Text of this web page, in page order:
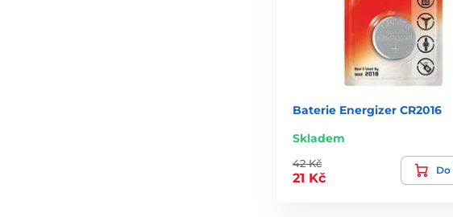
Baterie Energizer CR2016
Skladem
42 Kč
21 Kč